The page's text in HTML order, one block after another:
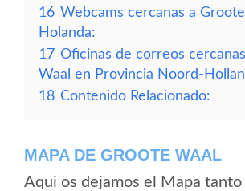
16 Webcams cercanas a
Holanda:
17 Oficinas de correos
Waal en Provincia Noord-
18 Contenido Relacionado:
MAPA DE GROOTE WAAL
Aqui os dejamos el Mapa tanto